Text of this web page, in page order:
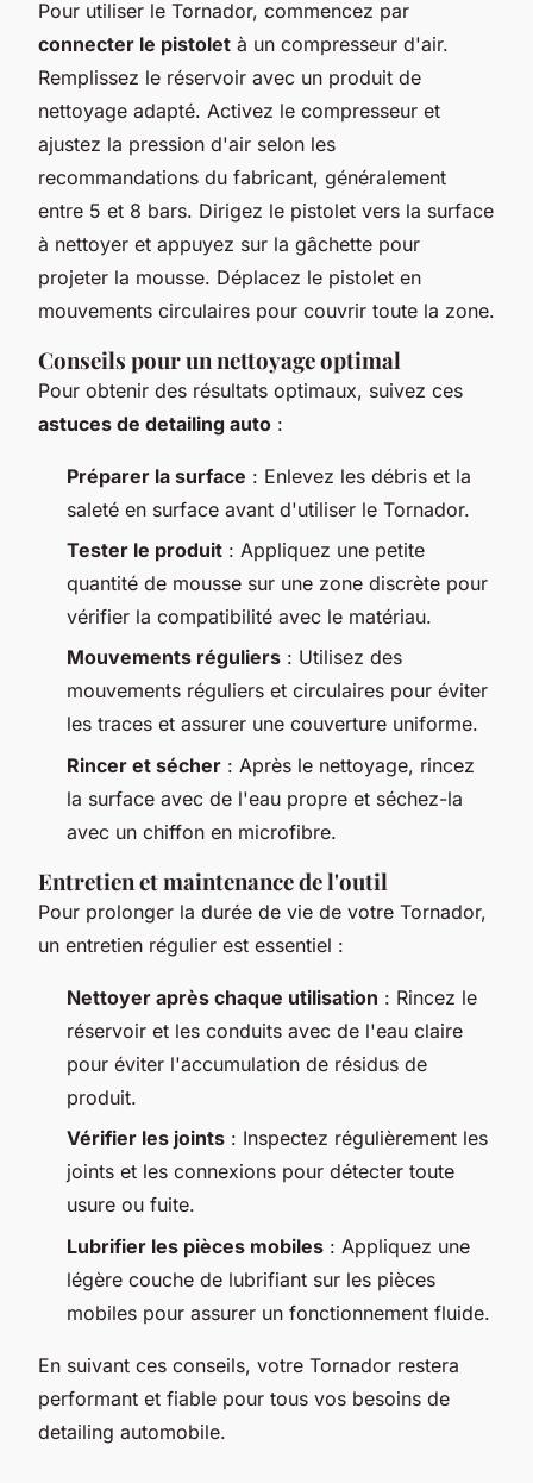
Pour utiliser le Tornador, commencez par
connecter le pistolet à un compresseur d'air.
Remplissez le réservoir avec un produit de
nettoyage adapté. Activez le compresseur et
ajustez la pression d'air selon les
recommandations du fabricant, généralement
entre 5 et 8 bars. Dirigez le pistolet vers la surface
à nettoyer et appuyez sur la gâchette pour
projeter la mousse. Déplacez le pistolet en
mouvements circulaires pour couvrir toute la zone.
Conseils pour un nettoyage optimal
Pour obtenir des résultats optimaux, suivez ces
astuces de detailing auto :
Préparer la surface : Enlevez les débris et la
saleté en surface avant d'utiliser le Tornador.
Tester le produit : Appliquez une petite
quantité de mousse sur une zone discrète pour
vérifier la compatibilité avec le matériau.
Mouvements réguliers : Utilisez des
mouvements réguliers et circulaires pour éviter
les traces et assurer une couverture uniforme.
Rincer et sécher : Après le nettoyage, rincez
la surface avec de l'eau propre et séchez-la
avec un chiffon en microfibre.
Entretien et maintenance de l'outil
Pour prolonger la durée de vie de votre Tornador,
un entretien régulier est essentiel :
Nettoyer après chaque utilisation : Rincez le
réservoir et les conduits avec de l'eau claire
pour éviter l'accumulation de résidus de
produit.
Vérifier les joints : Inspectez régulièrement les
joints et les connexions pour détecter toute
usure ou fuite.
Lubrifier les pièces mobiles : Appliquez une
légère couche de lubrifiant sur les pièces
mobiles pour assurer un fonctionnement fluide.
En suivant ces conseils, votre Tornador restera
performant et fiable pour tous vos besoins de
detailing automobile.